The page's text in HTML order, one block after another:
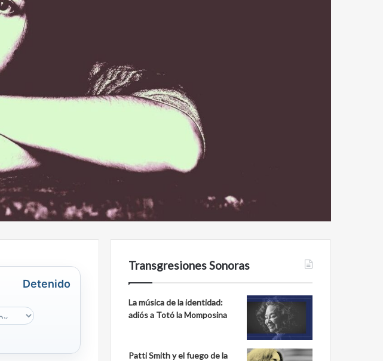
Detenido
Transgresiones Sonoras
La música de la identidad:
adiós a Totó la Momposina
Patti Smith y el fuego de la